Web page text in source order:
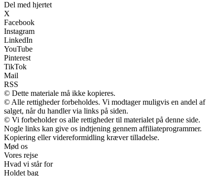
Del med hjertet
X
Facebook
Instagram
LinkedIn
YouTube
Pinterest
TikTok
Mail
RSS
© Dette materiale må ikke kopieres.
© Alle rettigheder forbeholdes. Vi modtager muligvis en andel af
salget, når du handler via links på siden.
© Vi forbeholder os alle rettigheder til materialet på denne side.
Nogle links kan give os indtjening gennem affiliateprogrammer.
Kopiering eller videreformidling kræver tilladelse.
Mød os
Vores rejse
Hvad vi står for
Holdet bag